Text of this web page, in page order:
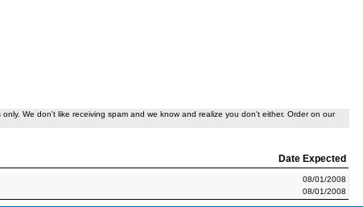
We don't like receiving spam and we know and realize you don't either. Order on our
Date Expected
08/01/2008
08/01/2008